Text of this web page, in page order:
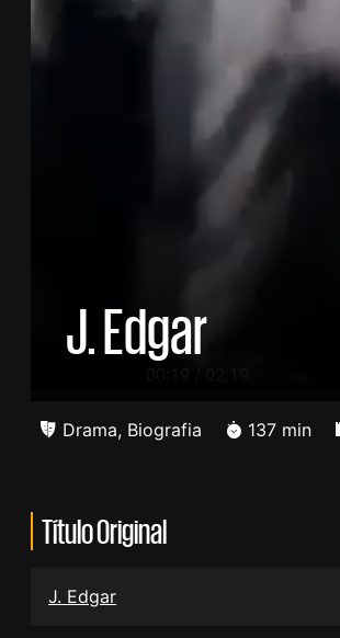
J. Edgar
Drama, Biografia 137 min
Título Original
J. Edgar